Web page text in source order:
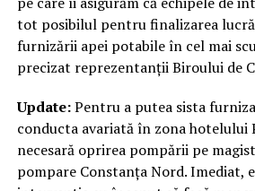
tot posibilul pentru finalizarea
furnizării apei potabile în cel mai
precizat reprezentanții Biroului de
Update:Pentru a putea sista
conducta avariată în zona hotelului
necesară oprirea pompării pe
pompare Constanța Nord. Imediat,